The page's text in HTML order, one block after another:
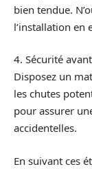
bien tendue.
l’installation en
4. Sécurité
Disposez un
les chutes
pour assurer
accidentelles.
En suivant ces